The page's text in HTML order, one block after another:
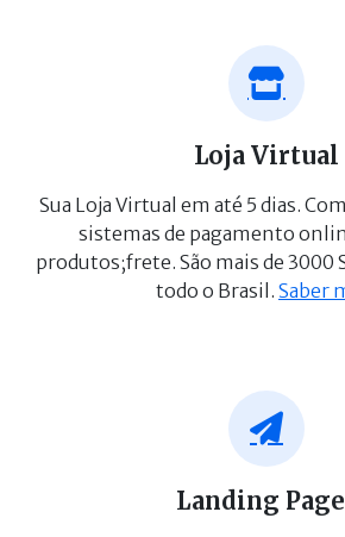
Loja Virtual
Sua Loja Virtual em até 5 dias.
sistemas de pagamento
produtos;frete. São mais de 3000
todo o Brasil. Saber
Landing